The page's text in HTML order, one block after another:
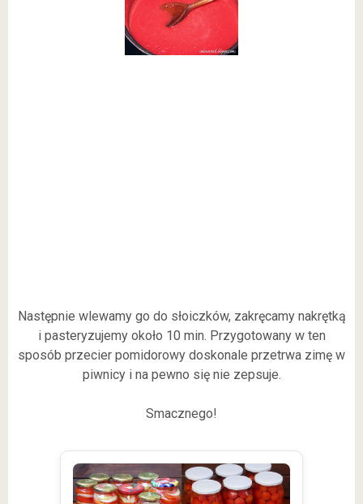
Następnie wlewamy go do słoiczków, zakręcamy nakrętką
i pasteryzujemy około 10 min. Przygotowany w ten
sposób przecier pomidorowy doskonale przetrwa zimę w
piwnicy i na pewno się nie zepsuje.
Smacznego!